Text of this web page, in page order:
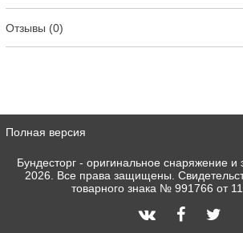
Отзывы (0)
Полная версия
Бундесторг - оригинальное снаряжение и
2026. Все права защищены.
товарного знака № 991766 от